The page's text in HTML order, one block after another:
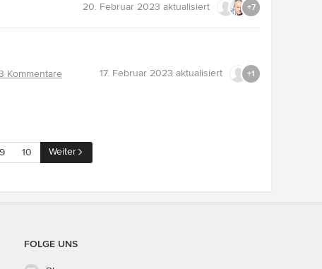
20. Februar 2023 aktualisiert +7
Kommentare 17. Februar 2023 aktualisiert +1
9 10 Weiter
FOLGE UNS